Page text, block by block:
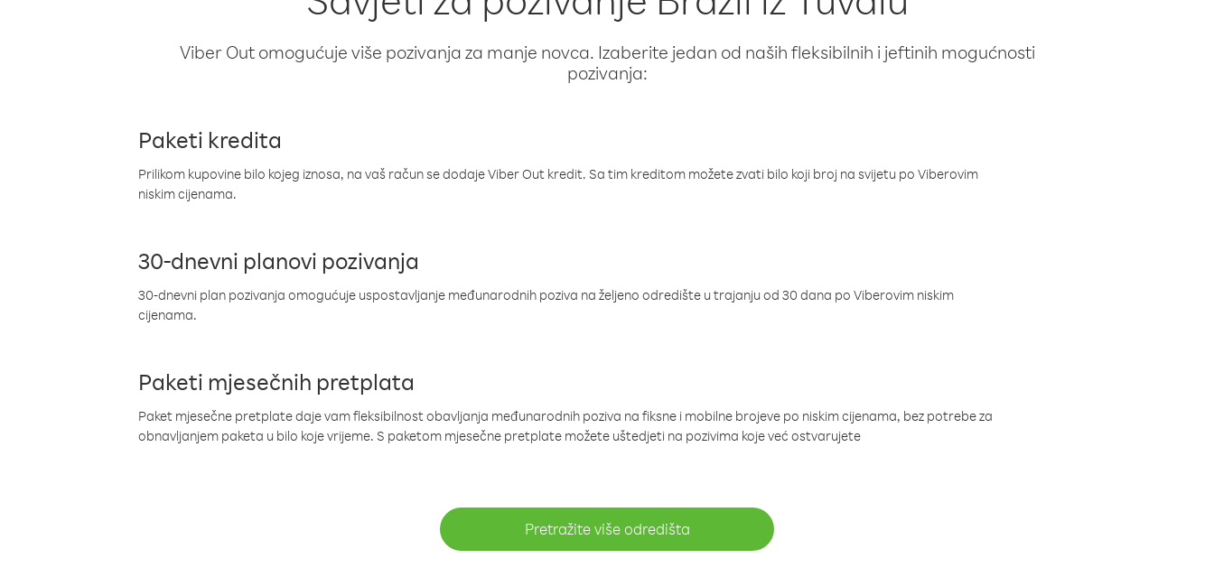
Viber Out omogućuje više pozivanja za manje novca. Izaberite jedan od naših fleksibilnih i jeftinih mogućnosti
pozivanja:
Paketi kredita
Prilikom kupovine bilo kojeg iznosa, na vaš račun se dodaje Viber Out kredit. Sa tim kreditom možete zvati bilo koji broj na svijetu po Viberovim
niskim cijenama.
30-dnevni planovi pozivanja
30-dnevni plan pozivanja omogućuje uspostavljanje međunarodnih poziva na željeno odredište u trajanju od 30 dana po Viberovim niskim
cijenama.
Paketi mjesečnih pretplata
Paket mjesečne pretplate daje vam fleksibilnost obavljanja međunarodnih poziva na fiksne i mobilne brojeve po niskim cijenama, bez potrebe za
obnavljanjem paketa u bilo koje vrijeme. S paketom mjesečne pretplate možete uštedjeti na pozivima koje već ostvarujete
Pretražite više odredišta